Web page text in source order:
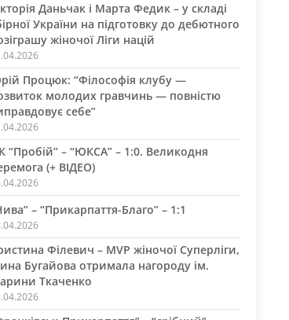
Даньчак і Марта Федик – у складі
України на підготовку до дебютного
жіночої Ліги націй
Процюк: “Філософія клубу —
молодих гравчинь — повністю
себе”
“Пробій” – “ЮКСА” – 1:0. Великодня
(+ ВІДЕО)
– “Прикарпаття-Благо” – 1:1
Філевич – MVP жіночої Суперліги,
Бугайова отримала нагороду ім.
Ткаченко